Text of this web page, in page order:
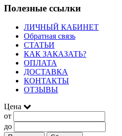
Полезные ссылки
ЛИЧНЫЙ КАБИНЕТ
Обратная связь
СТАТЬИ
КАК ЗАКАЗАТЬ?
ОПЛАТА
ДОСТАВКА
КОНТАКТЫ
ОТЗЫВЫ
Цена
от
до